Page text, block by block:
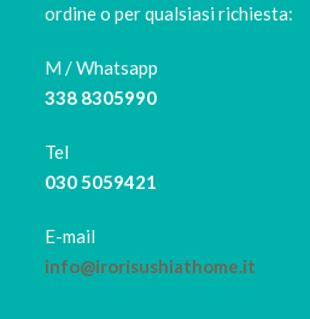
ordine o per qualsiasi richiesta:
M / Whatsapp
338 8305990
Tel
030 5059421
E-mail
info@irorisushiathome.it